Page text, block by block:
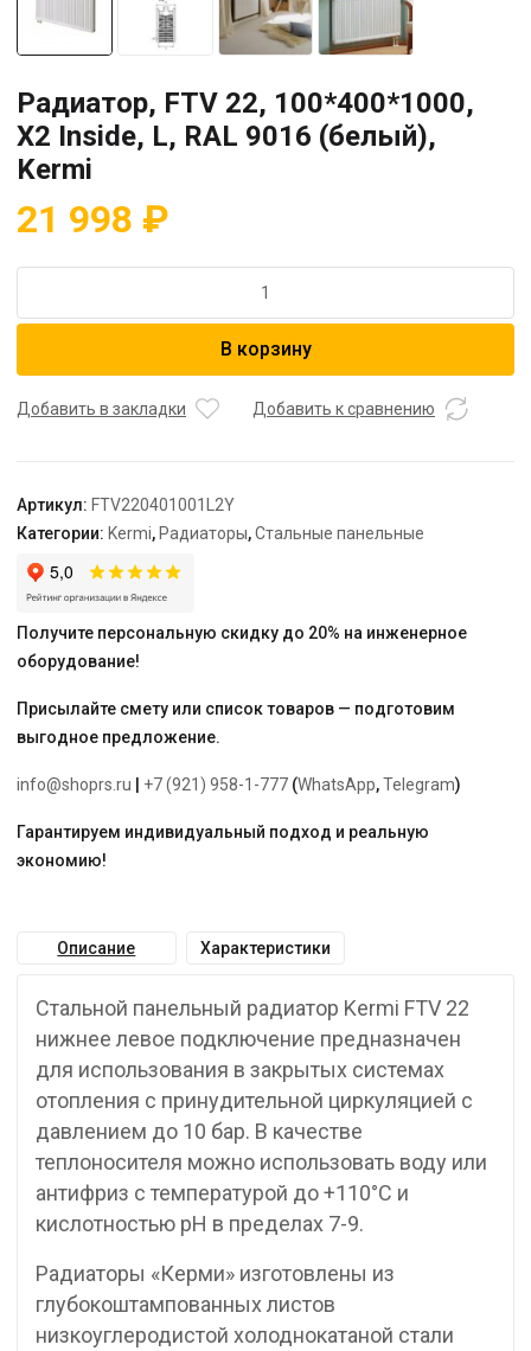
Радиатор, FTV 22, 100*400*1000,
X2 Inside, L, RAL 9016 (белый),
Kermi
21 998 ₽
Радиатор,
100*400*1000,
RAL
9016
(белый),
Kermi
В корзину
Добавить в закладки Добавить к сравнению
Артикул: FTV220401001L2Y
Категории: Kermi, Радиаторы,Стальные панельные
Получите персональную скидку до 20% на инженерное
оборудование!
Присылайте смету или список товаров — подготовим
выгодное предложение.
info@shoprs.ru +7 (921) 958-1-777 (WhatsApp,Telegram)
Гарантируем индивидуальный подход и реальную
экономию!
Описание Характеристики
Стальной панельный радиатор Kermi FTV 22
нижнее левое подключение предназначен
для использования в закрытых системах
отопления с принудительной циркуляцией с
давлением до 10 бар. В качестве
теплоносителя можно использовать воду или
антифриз с температурой до +110°C и
кислотностью pH в пределах 7-9.
Радиаторы «Керми» изготовлены из
глубокоштампованных листов
низкоуглеродистой холоднокатаной стали